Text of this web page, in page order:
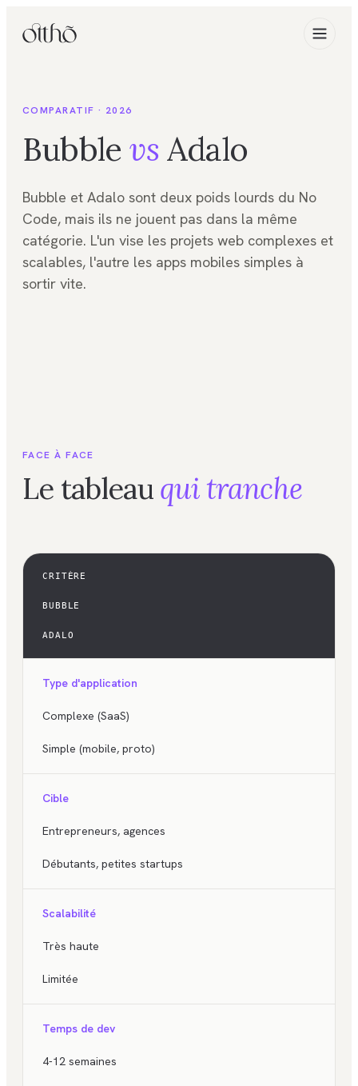
COMPARATIF · 2026
Bubble vs Adalo
Bubble et Adalo sont deux poids lourds du No
Code, mais ils ne jouent pas dans la même
catégorie. L'un vise les projets web complexes et
scalables, l'autre les apps mobiles simples à
sortir vite.
FACE À FACE
Le tableauqui tranche
CRITÈRE
BUBBLE
ADALO
Type d'application
Complexe (SaaS)
Simple (mobile, proto)
Cible
Entrepreneurs, agences
Débutants, petites startups
Scalabilité
Très haute
Limitée
Temps de dev
4-12 semaines